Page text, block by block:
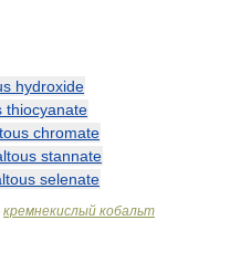
hydroxide
thiocyanate
chromate
stannate
selenate
кремнекислый кобальт